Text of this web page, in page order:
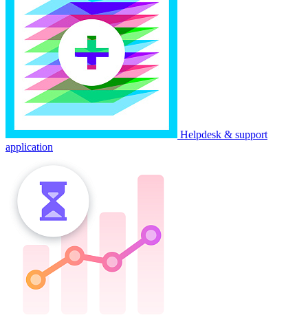
Helpdesk & support
application